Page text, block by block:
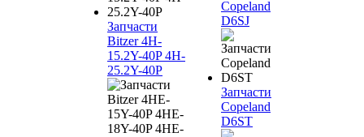
Запчасти
Bitzer 4H-
15.2Y-40P 4H-
25.2Y-40P
Copeland
D6SJ
Запчасти
Copeland
D6ST